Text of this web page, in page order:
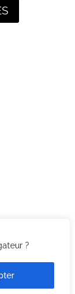
?
–Politique de